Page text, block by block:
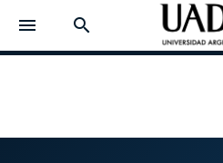
menu search